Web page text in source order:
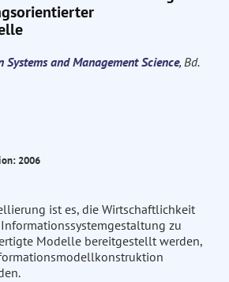
and Management Science, Bd.
2006
ist es, die Wirtschaftlichkeit
zu
Modelle bereitgestellt werden,